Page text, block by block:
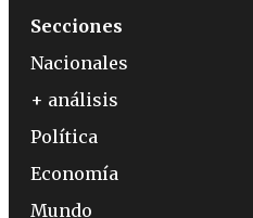
Secciones
Nacionales
+ análisis
Política
Economía
Mundo